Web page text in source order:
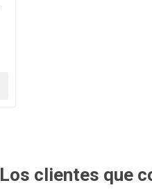
Los clientes que